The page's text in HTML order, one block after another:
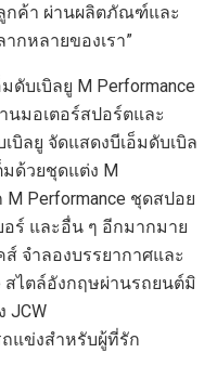
กค้า ผ่านผลิตภัณฑ์และ
กหลายของเรา”
ดับเบิลยู M Performance
มอเตอร์สปอร์ตและ
บิลยู จัดแสดงบีเอ็มดับเบิล
ด้วยชุดแต่ง M
M Performance ชุดสปอย
ร์ และอื่น ๆ อีกมากมาย
ส์ จำลองบรรยากาศและ
สไตล์อังกฤษผ่านรถยนต์มิ
JCW
แข่งสำหรับผู้ที่รัก